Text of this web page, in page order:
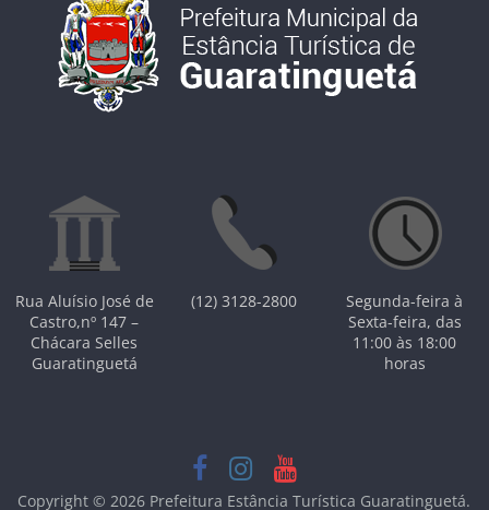
Rua Aluísio José de
Castro,nº 147 –
Chácara Selles
Guaratinguetá
(12) 3128-2800
Segunda-feira à
Sexta-feira, das
11:00 às 18:00
horas
Copyright © 2026 Prefeitura Estância Turística Guaratinguetá.